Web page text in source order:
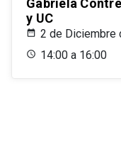
Gabriela
y UC
2 de Diciembre
14:00 a 16:00